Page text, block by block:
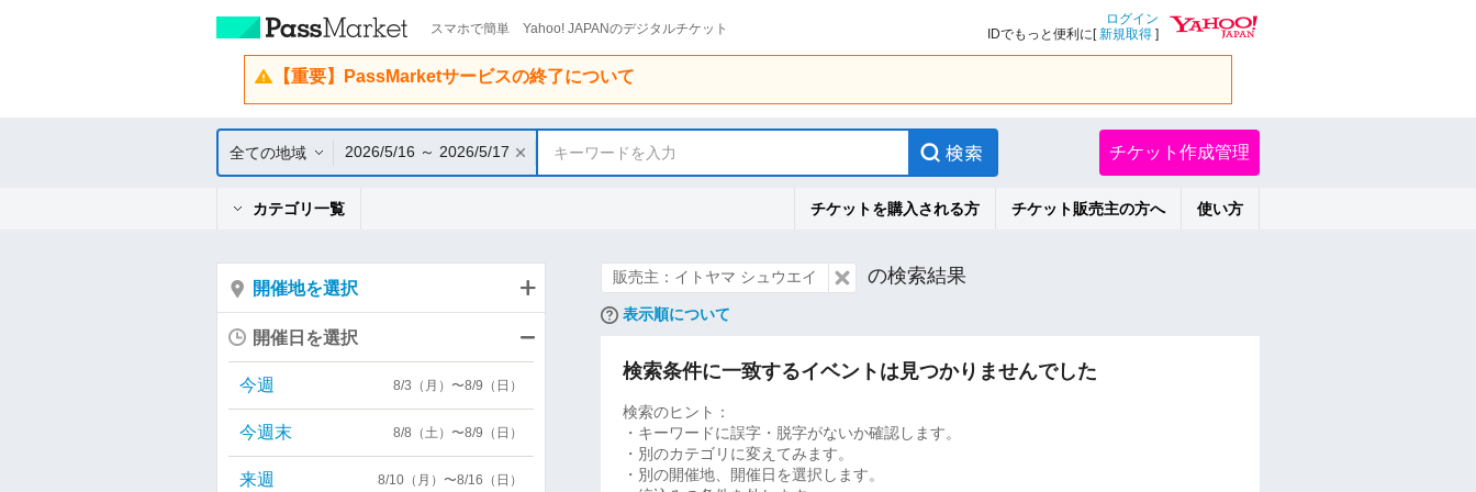
スマホで簡単 Yahoo! JAPANのデジタルチケット
ログイン
IDでもっと便利に[新規取得 ]
【重要】PassMarketサービスの終了について
全ての地域 2026/5/16 ～ 2026/5/17 キーワードを入力 チケット作成管理
カテゴリ一覧 チケットを購入される方 チケット販売主の方へ 使い方
販売主：イトヤマ シュウエイ の検索結果
表示順について
検索条件に一致するイベントは見つかりませんでした
検索のヒント：
・キーワードに誤字・脱字がないか確認します。
・別のカテゴリに変えてみます。
・別の開催地、開催日を選択します。
開催地を選択
開催日を選択
今週 8/3（月）〜8/9（日）
今週末 8/8（土）〜8/9（日）
来週 8/10（月）〜8/16（日）